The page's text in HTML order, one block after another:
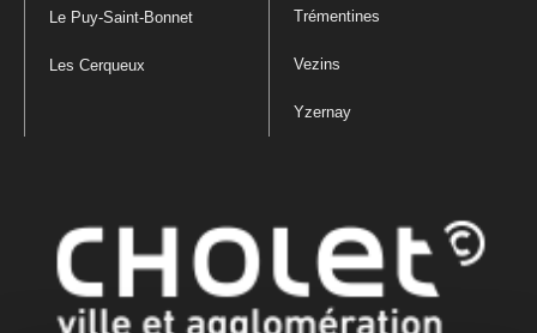
Le Puy-Saint-Bonnet
Les Cerqueux
Trémentines
Vezins
Yzernay